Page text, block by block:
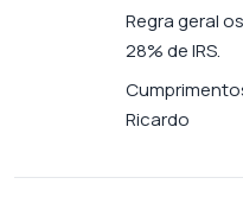
Regra geral
28% de IRS.
Ricardo